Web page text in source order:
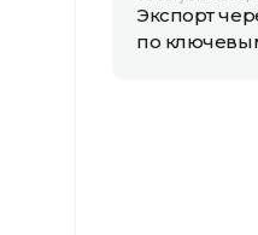
Экспорт
по